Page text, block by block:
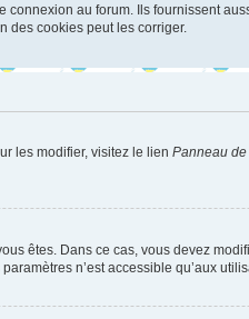
au forum. Ils fournissent
des cookies peut les corriger.
les modifier, visitez le lien Panneau de
êtes. Dans ce cas, vous devez
n’est accessible qu’aux